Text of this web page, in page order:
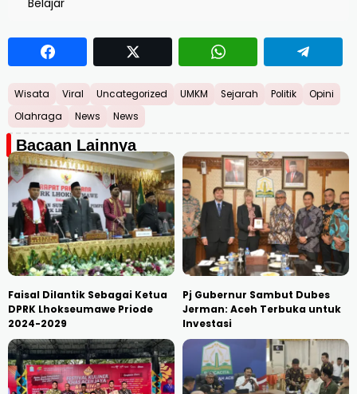
Wisata Viral Uncategorized UMKM Sejarah Politik
Opini
Olahraga
News News
Bacaan Lainnya
Faisal Dilantik Sebagai Ketua
DPRK Lhokseumawe Priode
2024-2029
Pj Gubernur Sambut Dubes
Jerman: Aceh Terbuka untuk
Investasi